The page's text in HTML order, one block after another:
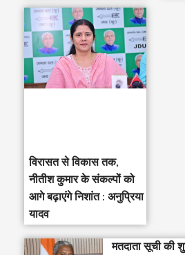
विरासत से विकास तक,
नीतीश कुमार के संकल्पों को
आगे बढ़ाएंगे निशांत : अनुप्रिया
यादव
मतदाता सूची की